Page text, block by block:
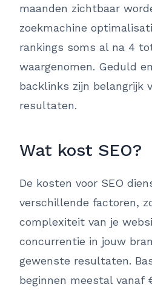
maanden zichtbaar
zoekmachine
rankings soms al na 4
waargenomen. Geduld
backlinks zijn belangrijk
resultaten.
Wat kost SEO?
De kosten voor SEO
verschillende factoren,
complexiteit van je
concurrentie in jouw
gewenste resultaten.
beginnen meestal vanaf